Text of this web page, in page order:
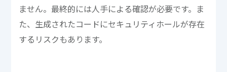
ません。最終的には人手による確認が必要です。ま
た、生成されたコードにセキュリティホールが存在
するリスクもあります。